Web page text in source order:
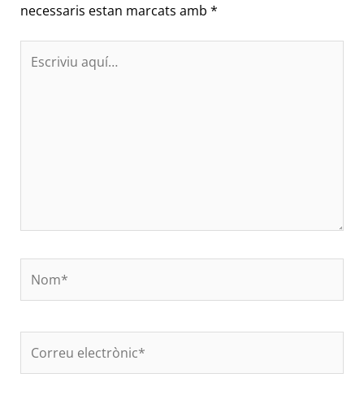
necessaris estan marcats amb *
aquí…
electrònic*